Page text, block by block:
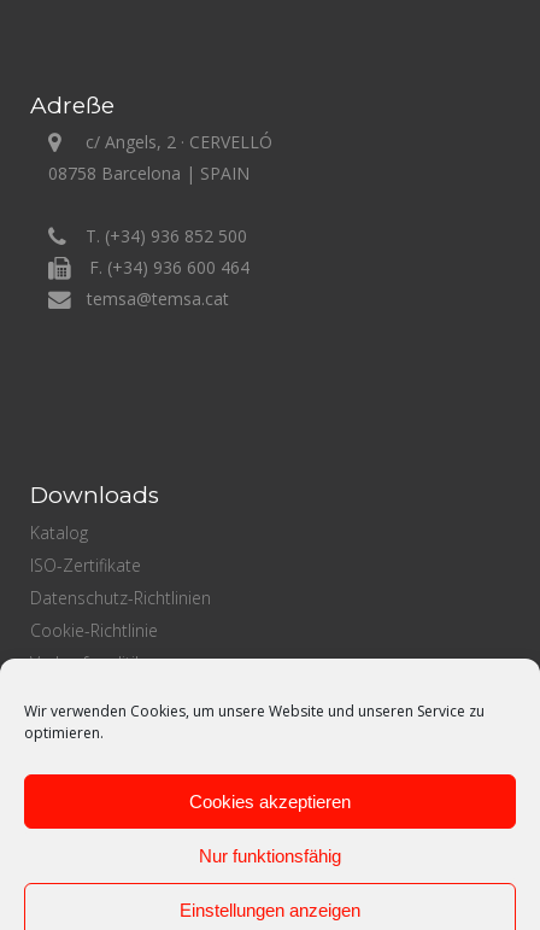
Wir verwenden Cookies, um unsere Website und unseren Service zu
optimieren.
Cookies akzeptieren
Nur funktionsfähig
Einstellungen anzeigen
Adreße
c/ Angels, 2 · CERVELLÓ
08758 Barcelona | SPAIN
T. (+34) 936 852 500
F. (+34) 936 600 464
temsa@temsa.cat
Downloads
Katalog
ISO-Zertifikate
Datenschutz-Richtlinien
Cookie-Richtlinie
Verkaufspolitik
Qualitätspolitik